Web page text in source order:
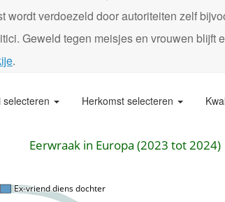
verdoezeld door autoriteiten zelf
Geweld tegen meisjes en vrouwen blijft
.